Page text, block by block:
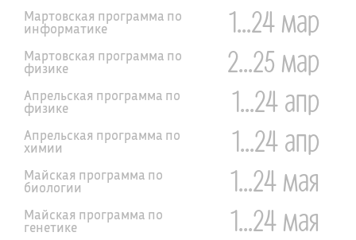
Мартовская программа по
информатике 1...24 мар
Мартовская программа по
физике 2...25 мар
Апрельская программа по
физике 1...24 апр
Апрельская программа по
химии 1...24 апр
Майская программа по
биологии 1...24 мая
Майская программа по
генетике 1...24 мая